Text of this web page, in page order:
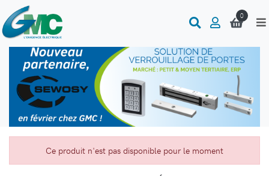
0
Ce produit n'est pas disponible pour le moment